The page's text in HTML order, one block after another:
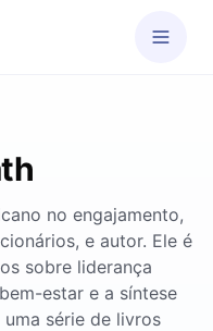
no engajamento,
e autor. Ele é
sobre liderança
estar e a síntese
série de livros